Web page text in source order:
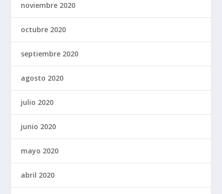
noviembre 2020
octubre 2020
septiembre 2020
agosto 2020
julio 2020
junio 2020
mayo 2020
abril 2020